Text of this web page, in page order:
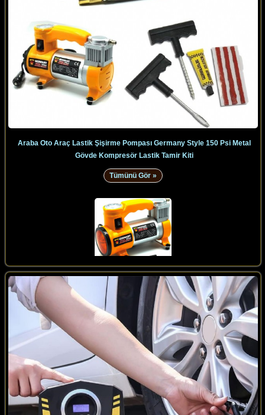
Araba Oto Araç Lastik Şişirme Pompası Germany Style 150 Psi Metal
Gövde Kompresör Lastik Tamir Kiti
Tümünü Gör »